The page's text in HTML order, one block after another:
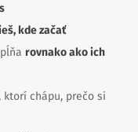
kde začať
rovnako ako ich
chápu, prečo si